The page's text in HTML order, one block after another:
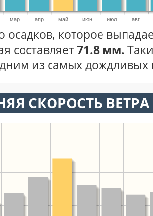
мар апр май июн июл авг
осадков, которое
составляет71.8 мм.
из самых дождливых
СКОРОСТЬ